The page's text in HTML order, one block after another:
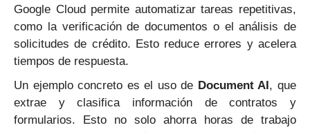
Google Cloud permite automatizar tareas repetitivas,
como la verificación de documentos o el análisis de
solicitudes de crédito. Esto reduce errores y acelera
tiempos de respuesta.
Un ejemplo concreto es el uso de Document AI , que
extrae y clasifica información de contratos y
formularios. Esto no solo ahorra horas de trabajo